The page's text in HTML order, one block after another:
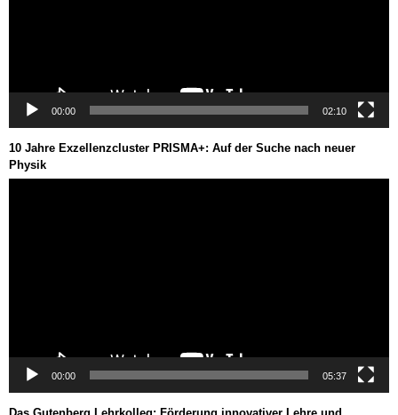
00:00 02:10
10 Jahre Exzellenzcluster PRISMA+: Auf der Suche nach neuer
Physik
00:00 05:37